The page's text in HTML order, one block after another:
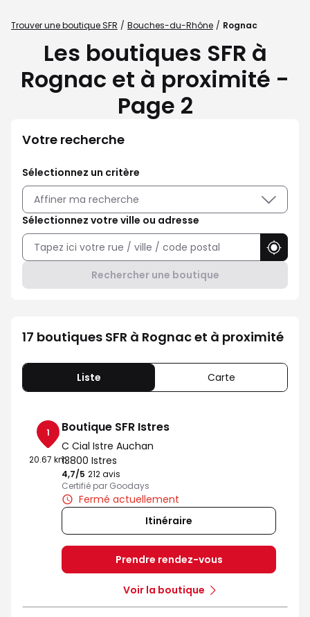
Trouver une boutique SFR Bouches-du-Rhône Rognac
Les boutiques SFR à
Rognac et à proximité -
Page 2
Votre recherche
Sélectionnez un critère
Affiner ma recherche
Sélectionnez votre ville ou adresse
Rechercher une boutique
17 boutiques SFR à Rognac et à proximité
Liste Carte
1
20.67 km
Boutique SFR Istres
C Cial Istre Auchan
13800 Istres
4,7/5 Note de 4.7 sur 5
212 avis
Certifié par Goodays
Fermé actuellement
Itinéraire
Prendre rendez-vous
Voir la boutique